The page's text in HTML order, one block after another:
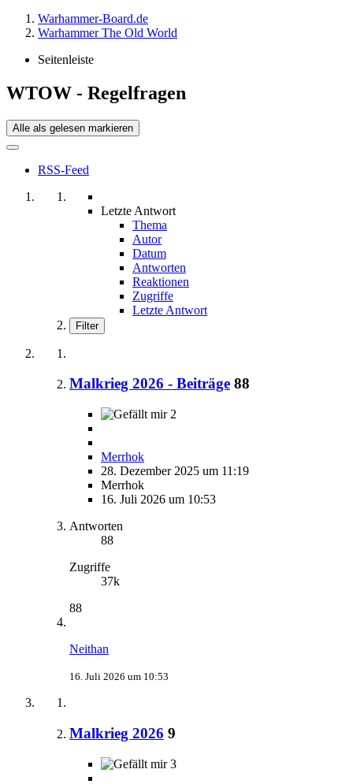
Warhammer-Board.de
Warhammer The Old World
Seitenleiste
WTOW - Regelfragen
Alle als gelesen markieren
RSS-Feed
Letzte Antwort
Thema
Autor
Datum
Antworten
Reaktionen
Zugriffe
Letzte Antwort
Filter
Malkrieg 2026 - Beiträge 88
2
Merrhok
28. Dezember 2025 um 11:19
Merrhok
16. Juli 2026 um 10:53
Antworten
88
Zugriffe
37k
88
Neithan
16. Juli 2026 um 10:53
Malkrieg 2026 9
3